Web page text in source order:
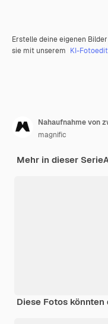
Erstelle deine eigenen
sie mit unserem KI-
magnific
Mehr in dieser Serie
Diese Fotos